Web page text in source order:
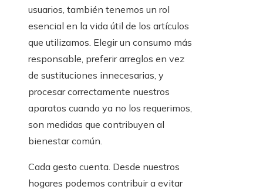
usuarios, también tenemos un rol
esencial en la vida útil de los artículos
que utilizamos. Elegir un consumo más
responsable, preferir arreglos en vez
de sustituciones innecesarias, y
procesar correctamente nuestros
aparatos cuando ya no los requerimos,
son medidas que contribuyen al
bienestar común.
Cada gesto cuenta. Desde nuestros
hogares podemos contribuir a evitar